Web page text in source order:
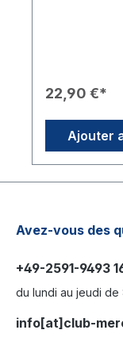
protection et
du Produit💼
Chemise de
Inscription :
conserver le
Harris
représentation
chemise.
22,90 €*
Ajouter
Avez-vous des
+49-2591-9493
du lundi au jeudi de
info[at]club-